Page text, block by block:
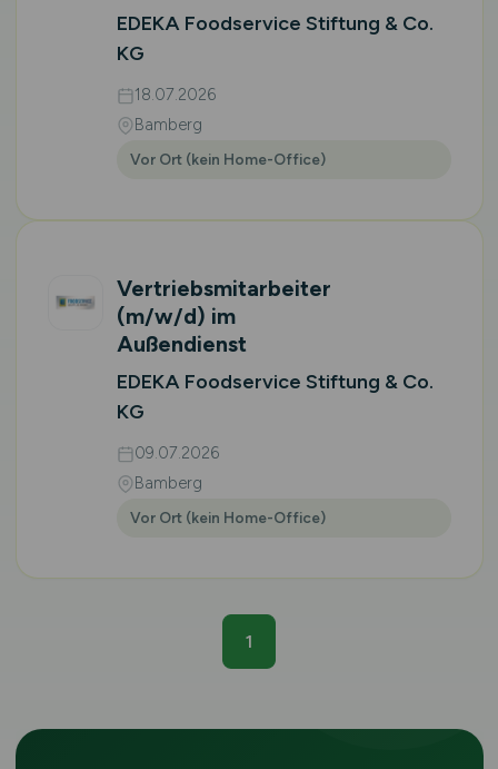
EDEKA Foodservice Stiftung & Co.
KG
18.07.2026
Bamberg
Vor Ort (kein Home-Office)
Vertriebsmitarbeiter
(m/w/d) im
Außendienst
EDEKA Foodservice Stiftung & Co.
KG
09.07.2026
Bamberg
Vor Ort (kein Home-Office)
1